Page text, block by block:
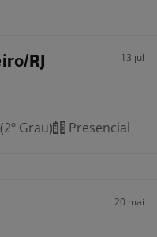
RJ 13 jul
Grau) Presencial
20 mai